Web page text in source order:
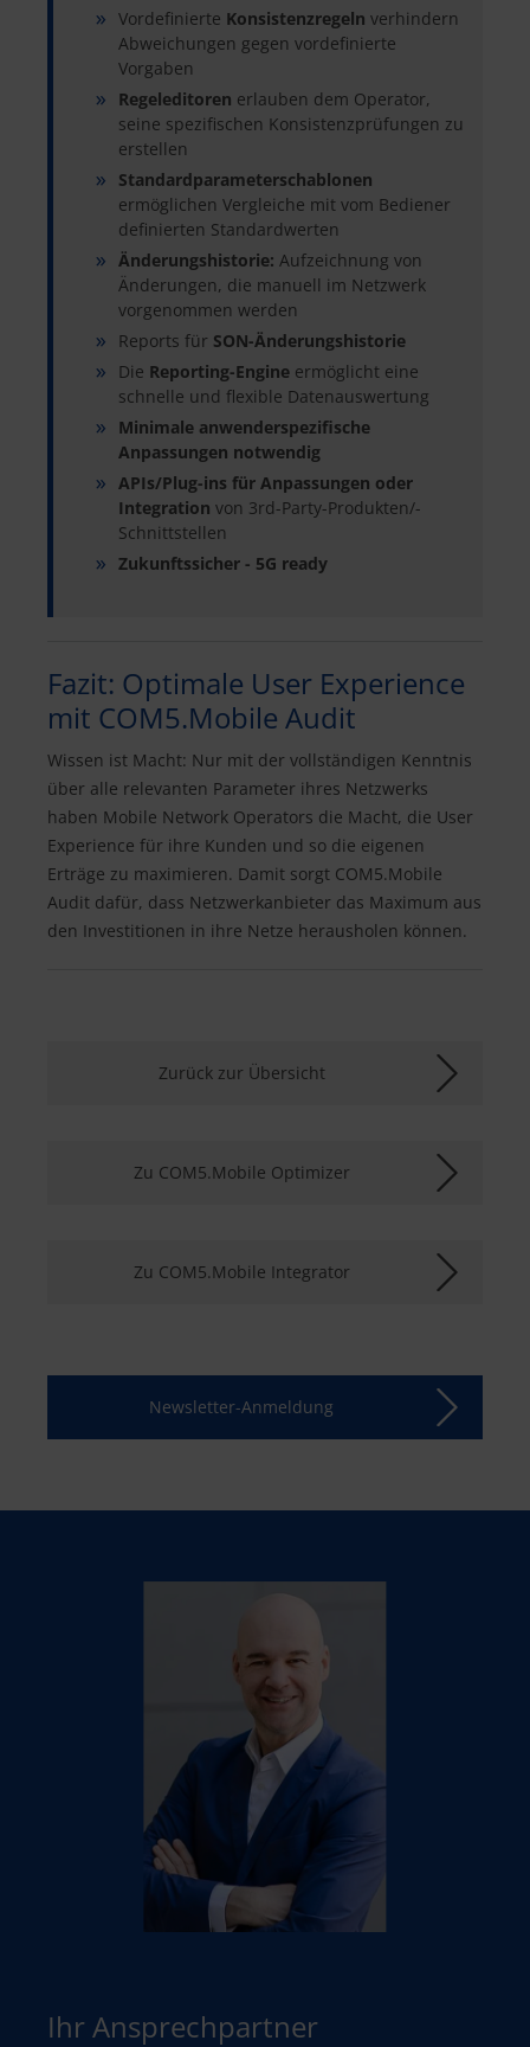
Vordefinierte Konsistenzregeln verhindern
Abweichungen gegen vordefinierte
Vorgaben
Regeleditoren erlauben dem Operator,
seine spezifischen Konsistenzprüfungen zu
erstellen
Standardparameterschablonen
ermöglichen Vergleiche mit vom Bediener
definierten Standardwerten
Änderungshistorie: Aufzeichnung von
Änderungen, die manuell im Netzwerk
vorgenommen werden
Reports für SON-Änderungshistorie
Die Reporting-Engine ermöglicht eine
schnelle und flexible Datenauswertung
Minimale anwenderspezifische
Anpassungen notwendig
APIs/Plug-ins für Anpassungen oder
Integration von 3rd-Party-Produkten/-
Schnittstellen
Zukunftssicher - 5G ready
Fazit: Optimale User Experience
mit COM5.Mobile Audit
Wissen ist Macht: Nur mit der vollständigen Kenntnis
über alle relevanten Parameter ihres Netzwerks
haben Mobile Network Operators die Macht, die User
Experience für ihre Kunden und so die eigenen
Erträge zu maximieren. Damit sorgt COM5.Mobile
Audit dafür, dass Netzwerkanbieter das Maximum aus
den Investitionen in ihre Netze herausholen können.
Zurück zur Übersicht
Zu COM5.Mobile Optimizer
Zu COM5.Mobile Integrator
Newsletter-Anmeldung
Ihr Ansprechpartner